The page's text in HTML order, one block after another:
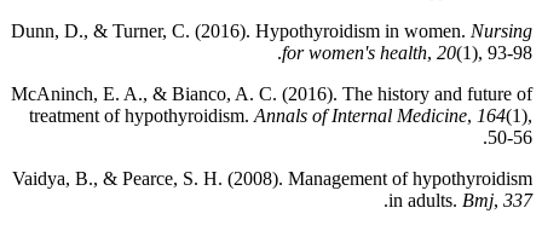
Dunn, D., & Turner, C. (2016). Hypothyroidism in women. Nursing
for women's health, 20(1), 93-98.
McAninch, E. A., & Bianco, A. C. (2016). The history and future of
treatment of hypothyroidism. Annals of Internal Medicine, 164(1),
50-56.
Vaidya, B., & Pearce, S. H. (2008). Management of hypothyroidism
in adults. Bmj, 337
.